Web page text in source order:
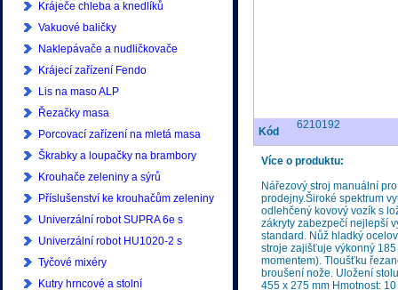
ukládáním - profesionální
Kráječe chleba a knedlíků
Vakuové baličky
Naklepávače a nudličkovače
Krájecí zařízení Fendo
Lis na maso ALP
Řezačky masa
Porcovací zařízení na mletá masa
Škrabky a loupačky na brambory
Krouhače zeleniny a sýrů
Příslušenství ke krouhačům zeleniny
Univerzální robot SUPRA 6e s
příslušenstvím
Univerzální robot HU1020-2 s
příslušenstvím
Tyčové mixéry
Kutry hrncové a stolní
Kód
6210192
Více o produktu:
Nářezový stroj manuální
prodejny.Široké spektrum
odlehčený kovový vozík s
zákryty zabezpečí nejlepší
standard. Nůž hladký
stroje zajišťuje výkonný
momentem). Tloušťku
broušení nože. Uložení
455 x 275 mm Hmotnost: